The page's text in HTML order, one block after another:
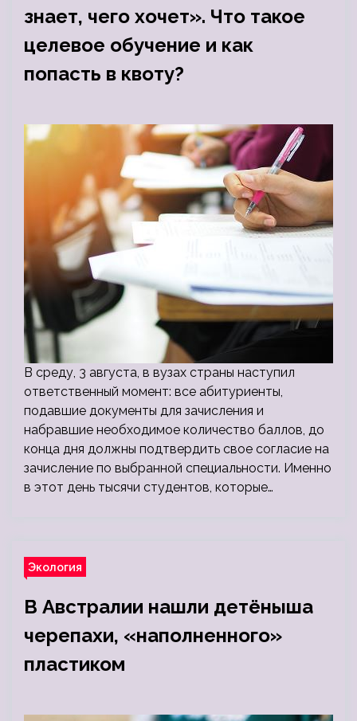
знает, чего хочет». Что такое
целевое обучение и как
попасть в квоту?
В среду, 3 августа, в вузах страны наступил
ответственный момент: все абитуриенты,
подавшие документы для зачисления и
набравшие необходимое количество баллов, до
конца дня должны подтвердить свое согласие на
зачисление по выбранной специальности. Именно
в этот день тысячи студентов, которые…
Экология
В Австралии нашли детёныша
черепахи, «наполненного»
пластиком